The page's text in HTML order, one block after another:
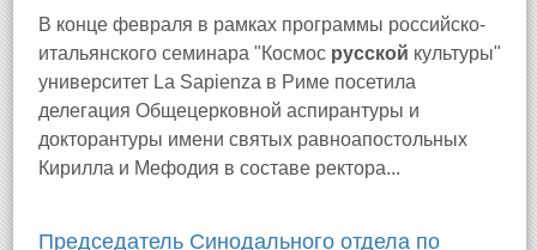
В конце февраля в рамках программы российско-
итальянского семинара "Космос русской культуры"
университет La Sapienza в Риме посетила
делегация Общецерковной аспирантуры и
докторантуры имени святых равноапостольных
Кирилла и Мефодия в составе ректора...
Председатель Синодального отдела по